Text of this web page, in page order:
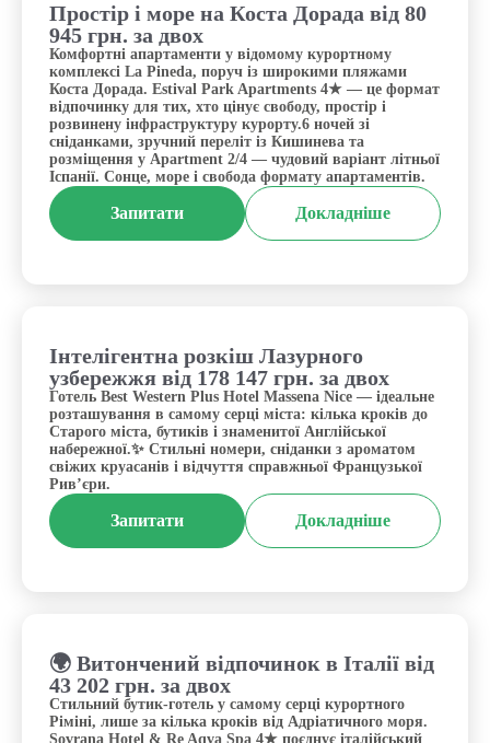
Іспанія, Коста Дорада
Простір і море на Коста Дорада від 80
945 грн. за двох
Комфортні апартаменти у відомому курортному
комплексі La Pineda, поруч із широкими пляжами
Коста Дорада. Estival Park Apartments 4★ — це формат
відпочинку для тих, хто цінує свободу, простір і
розвинену інфраструктуру курорту.6 ночей зі
сніданками, зручний переліт із Кишинева та
розміщення у Apartment 2/4 — чудовий варіант літньої
Іспанії. Сонце, море і свобода формату апартаментів.
Запитати Докладніше
Франція, Ніцца
Інтелігентна розкіш Лазурного
узбережжя від 178 147 грн. за двох
Готель Best Western Plus Hotel Massena Nice — ідеальне
розташування в самому серці міста: кілька кроків до
Старого міста, бутиків і знаменитої Англійської
набережної.✨ Стильні номери, сніданки з ароматом
свіжих круасанів і відчуття справжньої Французької
Рив’єри.
Запитати Докладніше
Італія, Ріміні
🌍 Витончений відпочинок в Італії від
43 202 грн. за двох
Стильний бутик-готель у самому серці курортного
Ріміні, лише за кілька кроків від Адріатичного моря.
Sovrana Hotel & Re Aqva Spa 4★ поєднує італійський